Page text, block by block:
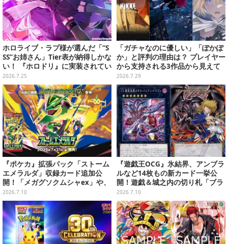
ホロライブ・ラプ様が選んだ「“S
SS”お姉さん」Tier表が納得しかな
い！ 『ホロドリ』に実装されてい
るお姉さんイラストを振り返り
2026.7.25
「ガチャなのに優しい」「ぽかぽ
か」と評判の理由は？ プレイヤー
から支持される3作品から見えて
くる“令和のガチャ事情”
2026.7.29
『ポケカ』拡張パック「ストーム
エメラルダ」収録カード追加公
開！「メガグソクムシャex」や、
2枚1組で使うスタジアムがさらに
登場
2026.7.10
『遊戯王OCG』氷結界、アンブラ
ルなど14枚もの新カード一挙公
開！遊戯＆城之内の切り札「ブラ
ック・デーモンズ・ドラゴン」も
新たな装いで登場
2026.7.10